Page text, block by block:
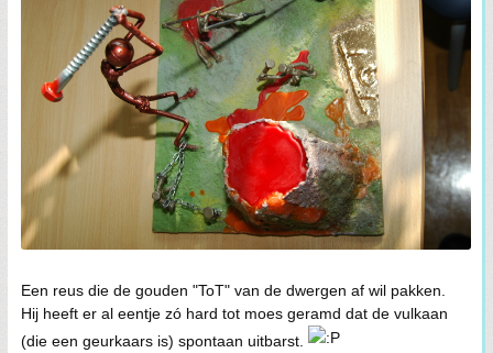
Een reus die de gouden "ToT" van de dwergen af wil pakken.
Hij heeft er al eentje zó hard tot moes geramd dat de vulkaan
(die een geurkaars is) spontaan uitbarst.